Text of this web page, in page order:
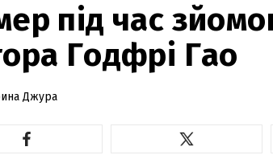
під час
Годфрі Гао
Джура